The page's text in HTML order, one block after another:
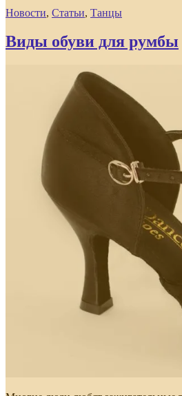
Новости, Статьи, Танцы
Виды обуви для румбы